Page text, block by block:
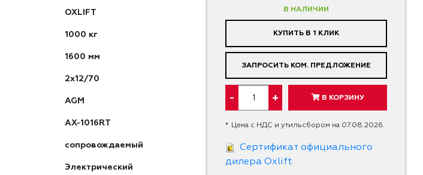
В НАЛИЧИИ
КУПИТЬ В 1 КЛИК
ЗАПРОСИТЬ КОМ. ПРЕДЛОЖЕНИЕ
- + В КОРЗИНУ
* Цена с НДС и утильсбором на 07.08.2026.
Cертификат официального
дилера Oxlift
OXLIFT
1000 кг
1600 мм
2х12/70
AGM
AX-1016RT
сопровождаемый
Электрический